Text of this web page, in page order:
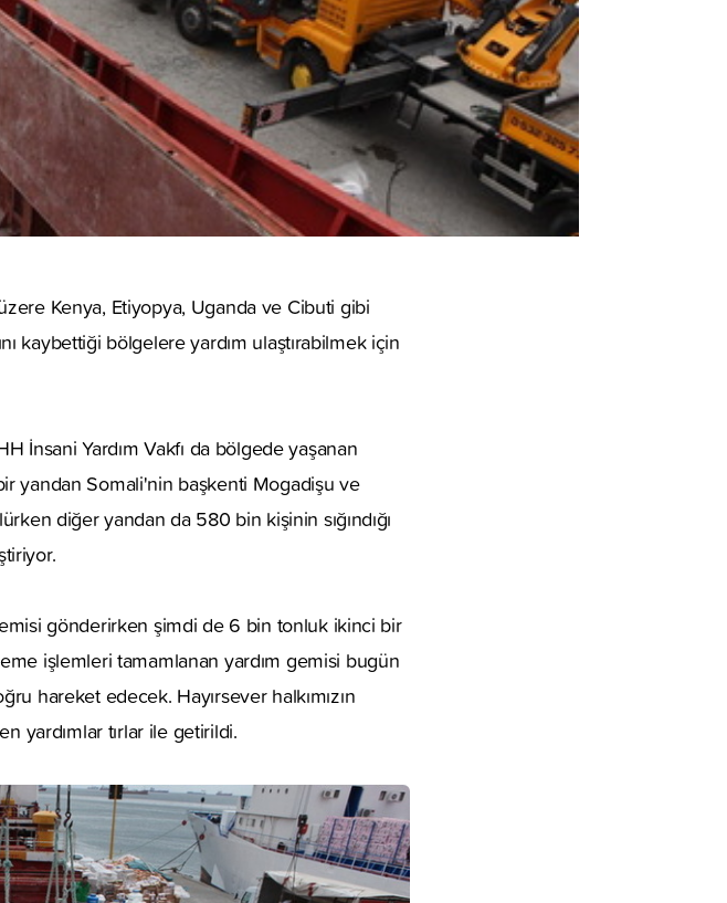
Kenya, Etiyopya, Uganda ve Cibuti gibi
kaybettiği bölgelere yardım ulaştırabilmek için
İnsani Yardım Vakfı da bölgede yaşanan
yandan Somali'nin başkenti Mogadişu ve
diğer yandan da 580 bin kişinin sığındığı
gönderirken şimdi de 6 bin tonluk ikinci bir
işlemleri tamamlanan yardım gemisi bugün
hareket edecek. Hayırsever halkımızın
yardımlar tırlar ile getirildi.